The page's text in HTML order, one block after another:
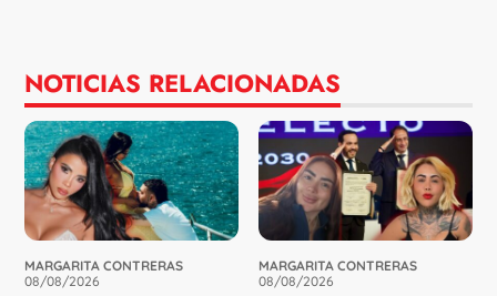
NOTICIAS RELACIONADAS
MARGARITA CONTRERAS
08/08/2026
MARGARITA CONTRERAS
08/08/2026